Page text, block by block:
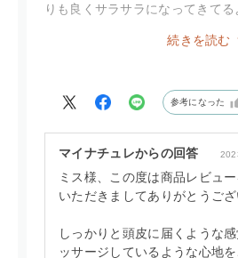
りも良くサラサラになってきて
摩擦から守るという事なので、朝
続きを読む
参考になった
マイナチュレからの回答
ミス様、この度は商品レビュ
いただきましてありがとうござ
しっかりと頭皮に届くような
ッサージしているような心地